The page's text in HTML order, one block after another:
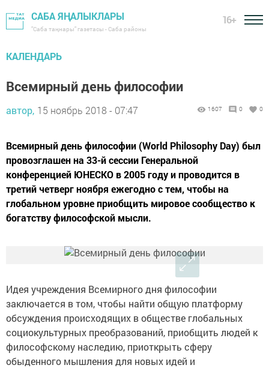
САБА ЯҢАЛЫКЛАРЫ
"Саба таңнары" газетасы - Саба районы
16+
КАЛЕНДАРЬ
Всемирный день философии
автор, 15 ноябрь 2018 - 07:47 1607 0 0
Всемирный день философии (World Philosophy Day) был
провозглашен на 33-й сессии Генеральной
конференцией ЮНЕСКО в 2005 году и проводится в
третий четверг ноября ежегодно с тем, чтобы на
глобальном уровне приобщить мировое сообщество к
богатству философской мысли.
Идея учреждения Всемирного дня философии
заключается в том, чтобы найти общую платформу
обсуждения происходящих в обществе глобальных
социокультурных преобразований, приобщить людей к
философскому наследию, приоткрыть сферу
обыденного мышления для новых идей и